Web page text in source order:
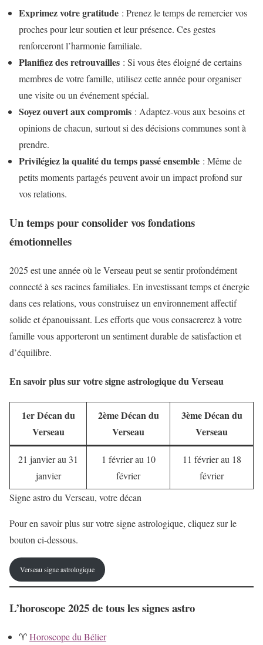
Exprimez votre gratitude : Prenez le temps de remercier vos
proches pour leur soutien et leur présence. Ces gestes
renforceront l’harmonie familiale.
Planifiez des retrouvailles : Si vous êtes éloigné de certains
membres de votre famille, utilisez cette année pour organiser
une visite ou un événement spécial.
Soyez ouvert aux compromis : Adaptez-vous aux besoins et
opinions de chacun, surtout si des décisions communes sont à
prendre.
Privilégiez la qualité du temps passé ensemble : Même de
petits moments partagés peuvent avoir un impact profond sur
vos relations.
Un temps pour consolider vos fondations
émotionnelles
2025 est une année où le Verseau peut se sentir profondément
connecté à ses racines familiales. En investissant temps et énergie
dans ces relations, vous construisez un environnement affectif
solide et épanouissant. Les efforts que vous consacrerez à votre
famille vous apporteront un sentiment durable de satisfaction et
d’équilibre.
En savoir plus sur votre signe astrologique du Verseau
1er Décan du
Verseau
2ème Décan du
Verseau
3ème Décan du
Verseau
21 janvier au 31
janvier
1 février au 10
février
11 février au 18
février
Signe astro du Verseau, votre décan
Pour en savoir plus sur votre signe astrologique, cliquez sur le
bouton ci-dessous.
Verseau signe astrologique
L’horoscope 2025 de tous les signes astro
♈Horoscope du Bélier